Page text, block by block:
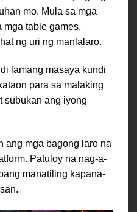
mo. Mula sa mga
mga table games,
ng uri ng manlalaro.
lamang masaya kundi
para sa malaking
subukan ang iyong
ang mga bagong laro na
Patuloy na nag-a-
manatiling kapana-